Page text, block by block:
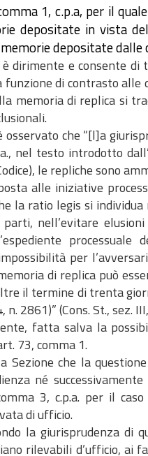
1, c.p.a, per il
depositate in vista
depositate dalle
dirimente e consente
di contrasto alle
memoria di replica si
osservato che “[l]a
nel testo introdotto
le repliche sono
alle iniziative
la ratio legis si
parti, nell’evitare
per
di replica può
il termine di trenta
n. 2861)” (Cons. St., sez.
fatta salva la
73, comma 1.
Sezione che la
né
3, c.p.a. per il
di ufficio.
la giurisprudenza di
rilevabili d’ufficio, ai